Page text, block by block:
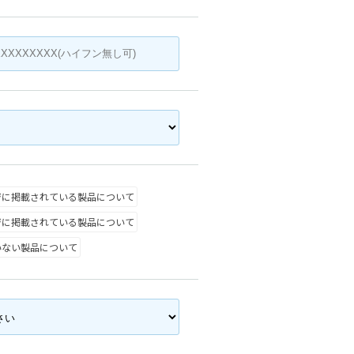
掲載されている製品について
掲載されている製品について
い製品について